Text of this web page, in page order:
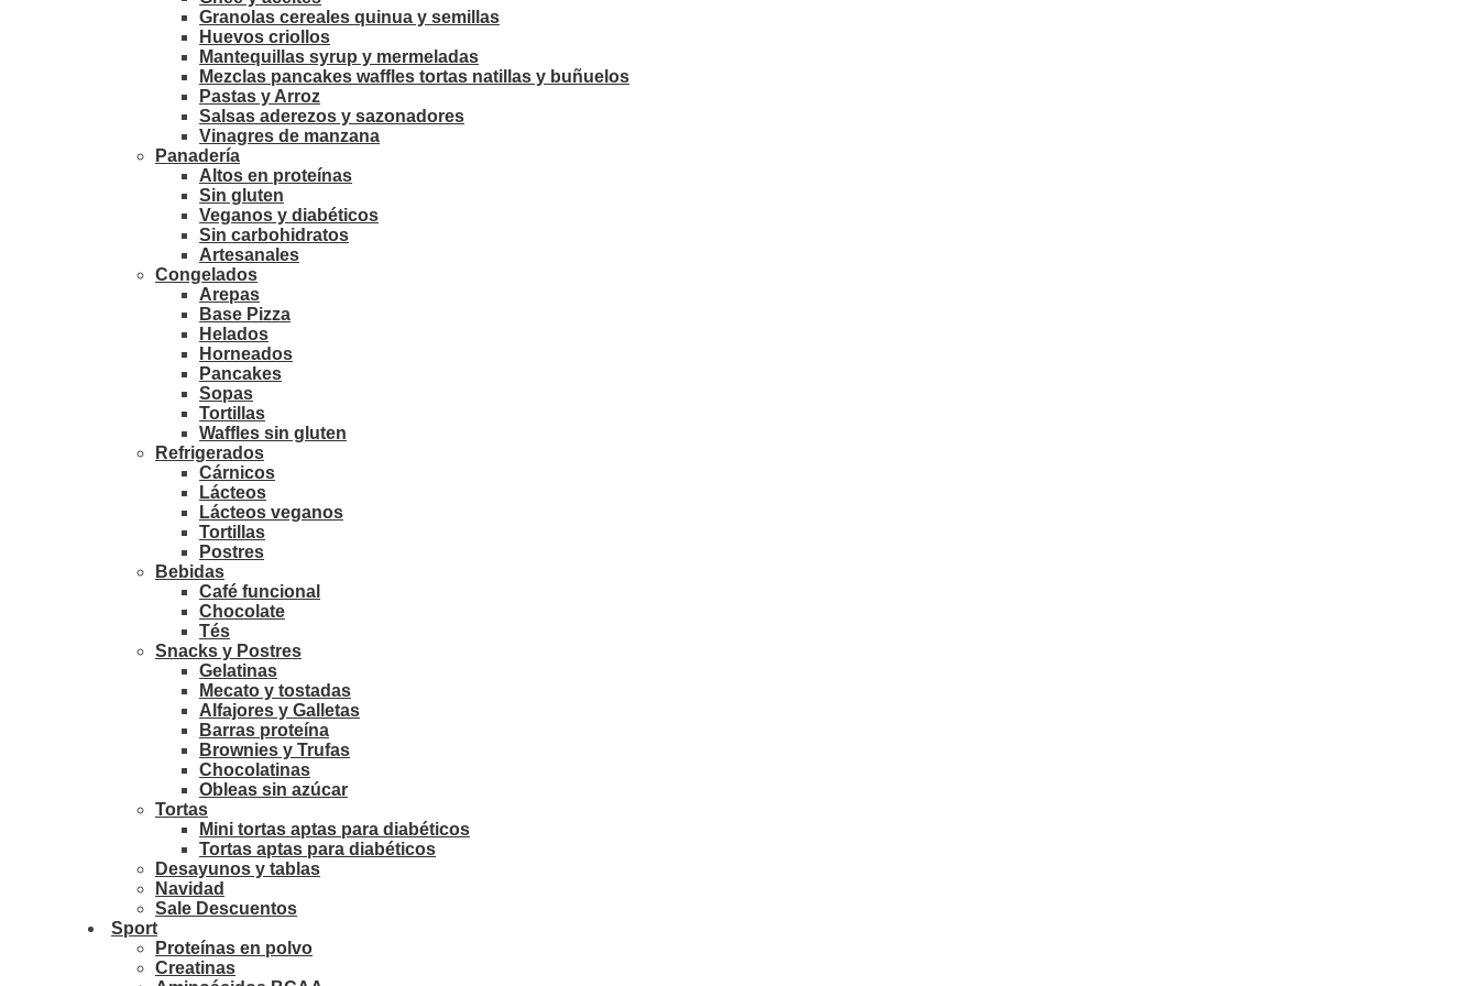
Granolas cereales quinua y semillas
Huevos criollos
Mantequillas syrup y mermeladas
Mezclas pancakes waffles tortas natillas y buñuelos
Pastas y Arroz
Salsas aderezos y sazonadores
Vinagres de manzana
Panadería
Altos en proteínas
Sin gluten
Veganos y diabéticos
Sin carbohidratos
Artesanales
Congelados
Arepas
Base Pizza
Helados
Horneados
Pancakes
Sopas
Tortillas
Waffles sin gluten
Refrigerados
Cárnicos
Lácteos
Lácteos veganos
Tortillas
Postres
Bebidas
Café funcional
Chocolate
Tés
Snacks y Postres
Gelatinas
Mecato y tostadas
Alfajores y Galletas
Barras proteína
Brownies y Trufas
Chocolatinas
Obleas sin azúcar
Tortas
Mini tortas aptas para diabéticos
Tortas aptas para diabéticos
Desayunos y tablas
Navidad
Sale Descuentos
Sport
Proteínas en polvo
Creatinas